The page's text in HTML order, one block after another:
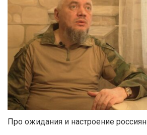
Про ожидания и настроение россиян